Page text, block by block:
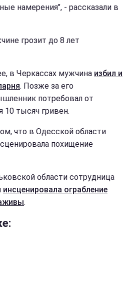
намерения", - рассказали в
грозит до 8 лет
в Черкассах мужчина избил и
. Позже за его
потребовал от
10 тысяч гривен.
что в Одесской области
похищение
области сотрудница
инсценировала ограбление
.